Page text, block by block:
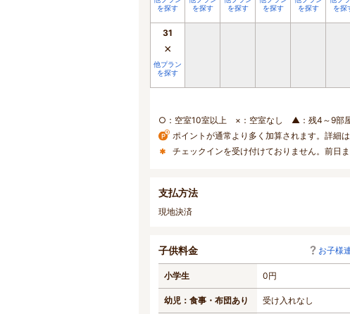
を探す
を探す
を探す
を探す
を探す
を探
31
×
他プラン
を探す
○：空室10室以上 ×：空室なし ▲：残4～9部
ポイントが通常より多く加算されます。詳細
チェックインを受け付けておりません。前日
支払方法
現地決済
子供料金 お子様
小学生 0円
幼児：食事・布団あり 受け入れなし